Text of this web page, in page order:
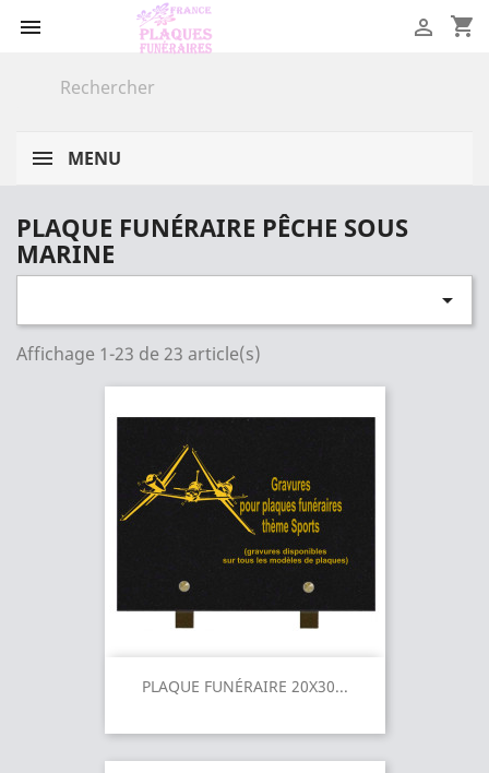
 shopping_cart

MENU
PLAQUE FUNÉRAIRE PÊCHE SOUS
MARINE

Affichage 1-23 de 23 article(s)
PLAQUE FUNÉRAIRE 20X30...